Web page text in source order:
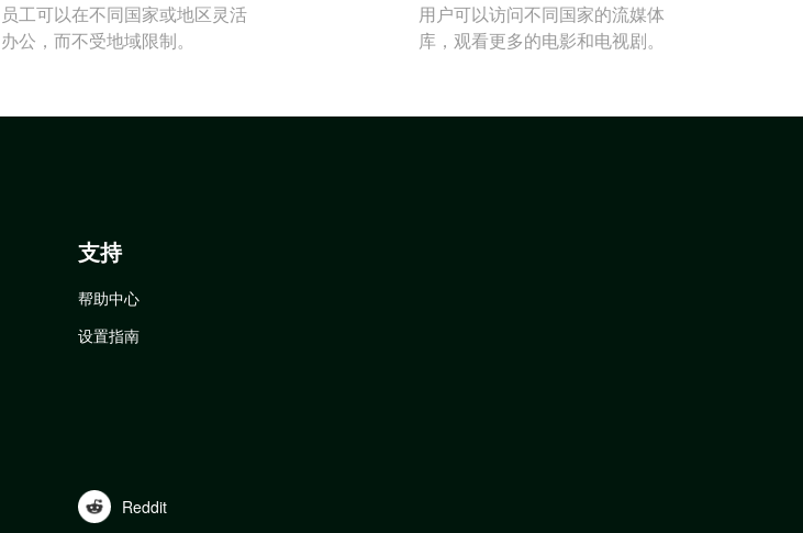
员工可以在不同国家或地区灵活
办公，而不受地域限制。
用户可以访问不同国家的流媒体
库，观看更多的电影和电视剧。
支持
帮助中心
设置指南
Reddit